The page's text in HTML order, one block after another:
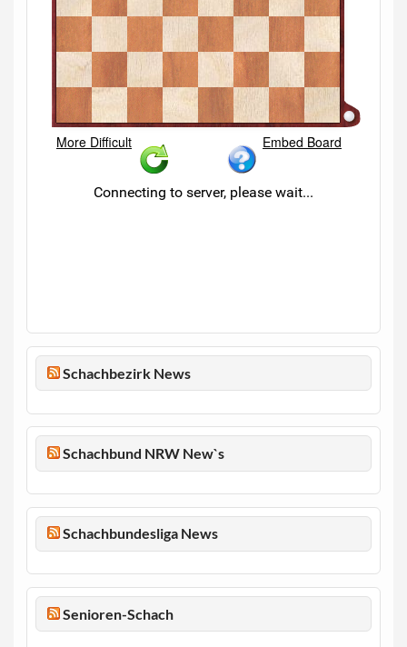
Schachbezirk News
Schachbund NRW New`s
Schachbundesliga News
Senioren-Schach